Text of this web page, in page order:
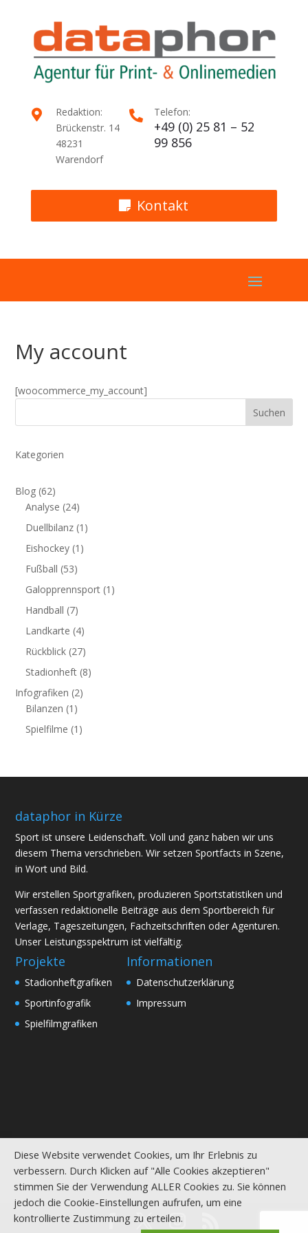

Redaktion:
Brückenstr. 14
48231
Warendorf
 Telefon:
+49 (0) 25 81 – 52
99 856
Kontakt
My account
[woocommerce_my_account]
Suchen
Kategorien
Blog (62)
Analyse (24)
Duellbilanz (1)
Eishockey (1)
Fußball (53)
Galopprennsport (1)
Handball (7)
Landkarte (4)
Rückblick (27)
Stadionheft (8)
Infografiken (2)
Bilanzen (1)
Spielfilme (1)
dataphor in Kürze
Sport ist unsere Leidenschaft. Voll und ganz haben wir uns
diesem Thema verschrieben. Wir setzen Sportfacts in Szene,
in Wort und Bild.
Wir erstellen Sportgrafiken, produzieren Sportstatistiken und
verfassen redaktionelle Beiträge aus dem Sportbereich für
Verlage, Tageszeitungen, Fachzeitschriften oder Agenturen.
Unser Leistungsspektrum ist vielfältig.
Projekte
Stadionheftgrafiken
Sportinfografik
Spielfilmgrafiken
Informationen
Datenschutzerklärung
Impressum
Diese Website verwendet Cookies, um Ihr Erlebnis zu
verbessern. Durch Klicken auf "Alle Cookies akzeptieren"
stimmen Sie der Verwendung ALLER Cookies zu. Sie können
jedoch die Cookie-Einstellungen aufrufen, um eine
kontrollierte Zustimmung zu erteilen.